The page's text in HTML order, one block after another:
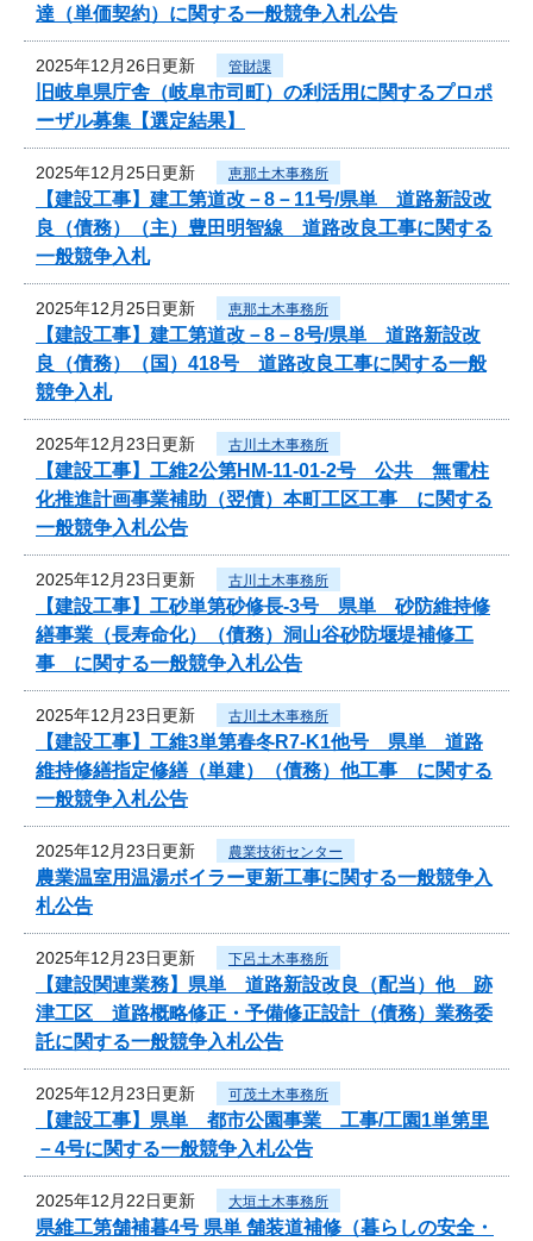
達（単価契約）に関する一般競争入札公告
2025年12月26日更新 管財課
旧岐阜県庁舎（岐阜市司町）の利活用に関するプロポ
ーザル募集【選定結果】
2025年12月25日更新 恵那土木事務所
【建設工事】建工第道改－8－11号/県単 道路新設改
良（債務）（主）豊田明智線 道路改良工事に関する
一般競争入札
2025年12月25日更新 恵那土木事務所
【建設工事】建工第道改－8－8号/県単 道路新設改
良（債務）（国）418号 道路改良工事に関する一般
競争入札
2025年12月23日更新 古川土木事務所
【建設工事】工維2公第HM-11-01-2号 公共 無電柱
化推進計画事業補助（翌債）本町工区工事 に関する
一般競争入札公告
2025年12月23日更新 古川土木事務所
【建設工事】工砂単第砂修長-3号 県単 砂防維持修
繕事業（長寿命化）（債務）洞山谷砂防堰堤補修工
事 に関する一般競争入札公告
2025年12月23日更新 古川土木事務所
【建設工事】工維3単第春冬R7-K1他号 県単 道路
維持修繕指定修繕（単建）（債務）他工事 に関する
一般競争入札公告
2025年12月23日更新 農業技術センター
農業温室用温湯ボイラー更新工事に関する一般競争入
札公告
2025年12月23日更新 下呂土木事務所
【建設関連業務】県単 道路新設改良（配当）他 跡
津工区 道路概略修正・予備修正設計（債務）業務委
託に関する一般競争入札公告
2025年12月23日更新 可茂土木事務所
【建設工事】県単 都市公園事業 工事/工園1単第里
－4号に関する一般競争入札公告
2025年12月22日更新 大垣土木事務所
県維工第舗補暮4号 県単 舗装道補修（暮らしの安全・